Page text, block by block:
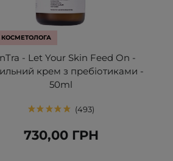
КОСМЕТОЛОГА
- Let Your Skin Feed On -
крем з пребіотиками -
50ml
493
730,00 ГРН